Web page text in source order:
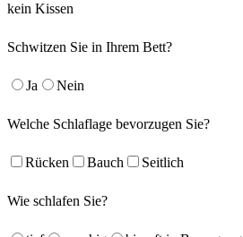
kein Kissen
Schwitzen Sie in Ihrem Bett?
Ja Nein
Welche Schlaflage bevorzugen Sie?
Rücken Bauch Seitlich
Wie schlafen Sie?